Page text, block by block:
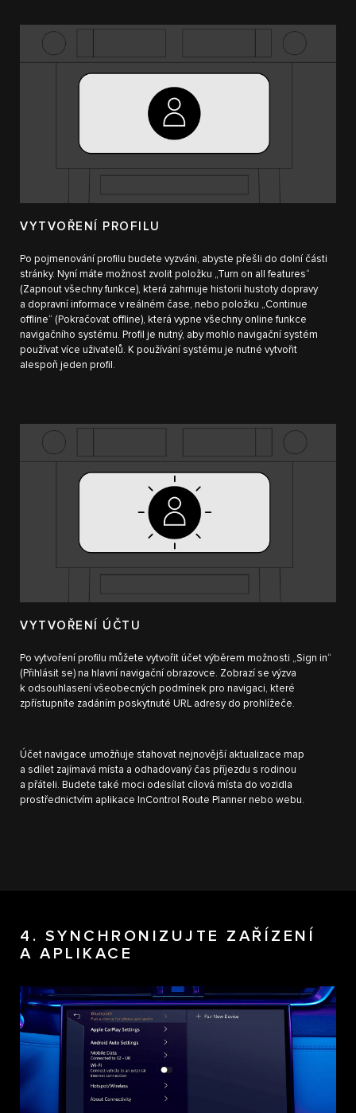
VYTVOŘENÍ PROFILU
Po pojmenování profilu budete vyzváni, abyste přešli do dolní části
stránky. Nyní máte možnost zvolit položku „Turn on all features“
(Zapnout všechny funkce), která zahrnuje historii hustoty dopravy
a dopravní informace v reálném čase, nebo položku „Continue
offline“ (Pokračovat offline), která vypne všechny online funkce
navigačního systému. Profil je nutný, aby mohlo navigační systém
používat více uživatelů. K používání systému je nutné vytvořit
alespoň jeden profil.
VYTVOŘENÍ ÚČTU
Po vytvoření profilu můžete vytvořit účet výběrem možnosti „Sign in“
(Přihlásit se) na hlavní navigační obrazovce. Zobrazí se výzva
k odsouhlasení všeobecných podmínek pro navigaci, které
zpřístupníte zadáním poskytnuté URL adresy do prohlížeče.
Účet navigace umožňuje stahovat nejnovější aktualizace map
a sdílet zajímavá místa a odhadovaný čas příjezdu s rodinou
a přáteli. Budete také moci odesílat cílová místa do vozidla
prostřednictvím aplikace InControl Route Planner nebo webu.
4. SYNCHRONIZUJTE ZAŘÍZENÍ
A APLIKACE